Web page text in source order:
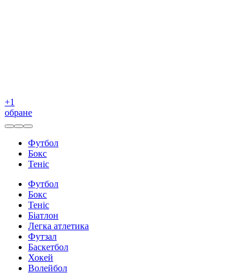
+1
обране
Футбол
Бокс
Теніс
Футбол
Бокс
Теніс
Біатлон
Легка атлетика
Футзал
Баскетбол
Хокей
Волейбол